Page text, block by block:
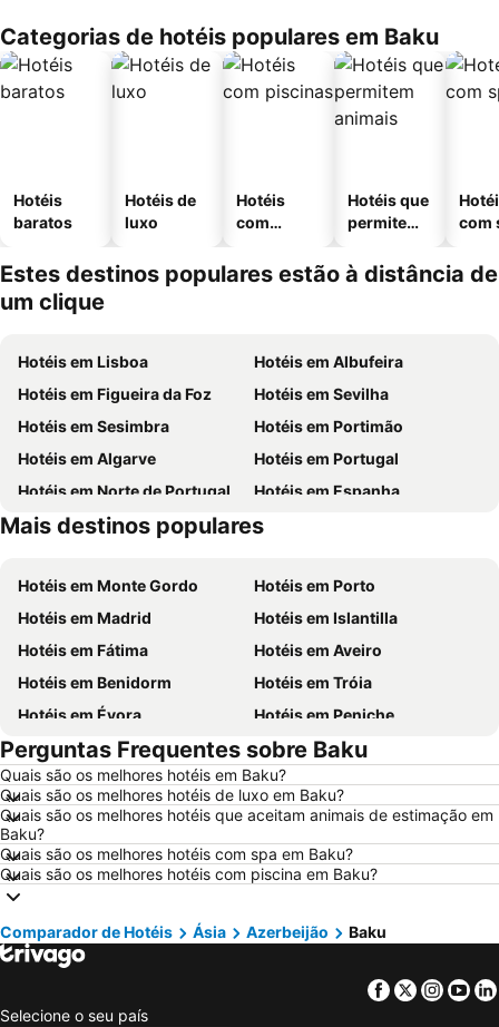
Categorias de hotéis populares em Baku
Hotéis
baratos
Hotéis de
luxo
Hotéis
com
Hotéis que
permitem
com
Estes destinos populares estão à distância de
um clique
Hotéis em Lisboa
Hotéis em Albufeira
Hotéis em Figueira da Foz
Hotéis em Sevilha
Hotéis em Sesimbra
Hotéis em Portimão
Hotéis em Algarve
Hotéis em Portugal
Hotéis em Norte de Portugal
Hotéis em Espanha
Hotéis em Centro de Portugal
Hotéis em Málaga
Mais destinos populares
Hotéis em Monte Gordo
Hotéis em Porto
Hotéis em Madrid
Hotéis em Islantilla
Hotéis em Fátima
Hotéis em Aveiro
Hotéis em Benidorm
Hotéis em Tróia
Hotéis em Évora
Hotéis em Peniche
Hotéis em Porto Santo
Hotéis em Barcelona
Hotéis em Sangenjo
Hotéis em Nazaré
Hotéis em Vigo
Hotéis em Vila Nova de Milfontes
Hotéis em Isla Canela
Hotéis em Roma
Hotéis em Vilamoura
Hotéis em Alentejo
Hotéis em Minorca
Hotéis em Galiza
Hotéis em Andaluzia
Hotéis em Douro
Hotéis em Ilha do Sal
Perguntas Frequentes sobre Baku
Quais são os melhores hotéis em Baku?
Quais são os melhores hotéis de luxo em Baku?
Quais são os melhores hotéis que aceitam animais de estimação em
Baku?
Quais são os melhores hotéis com spa em Baku?
Quais são os melhores hotéis com piscina em Baku?
Comparador de Hotéis Ásia Azerbeijão Baku
Facebook
Twitter
Selecione o seu país